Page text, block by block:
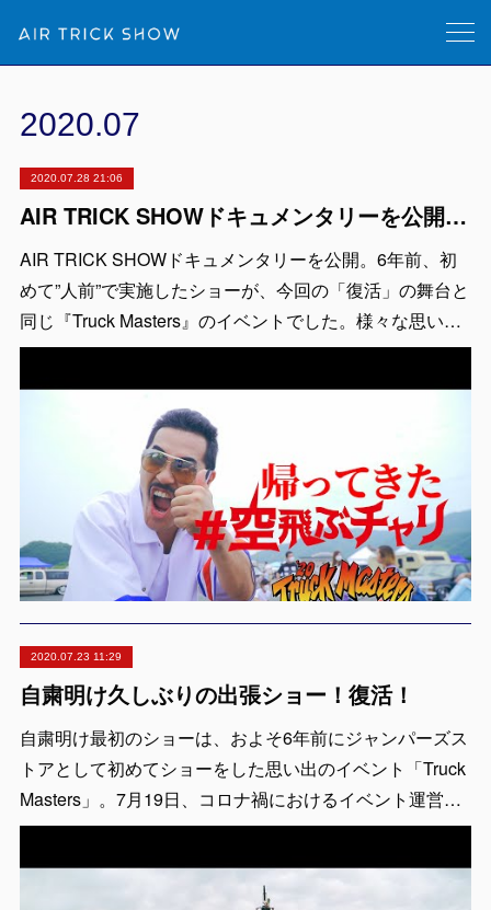
2020.07
2020.07.28 21:06
AIR TRICK SHOWドキュメンタリーを公開。復活の「舞台裏」
AIR TRICK SHOWドキュメンタリーを公開。6年前、初
めて”人前”で実施したショーが、今回の「復活」の舞台と
同じ『Truck Masters』のイベントでした。様々な思い…
2020.07.23 11:29
自粛明け久しぶりの出張ショー！復活！
自粛明け最初のショーは、およそ6年前にジャンパーズス
トアとして初めてショーをした思い出のイベント「Truck
Masters」。7月19日、コロナ禍におけるイベント運営…